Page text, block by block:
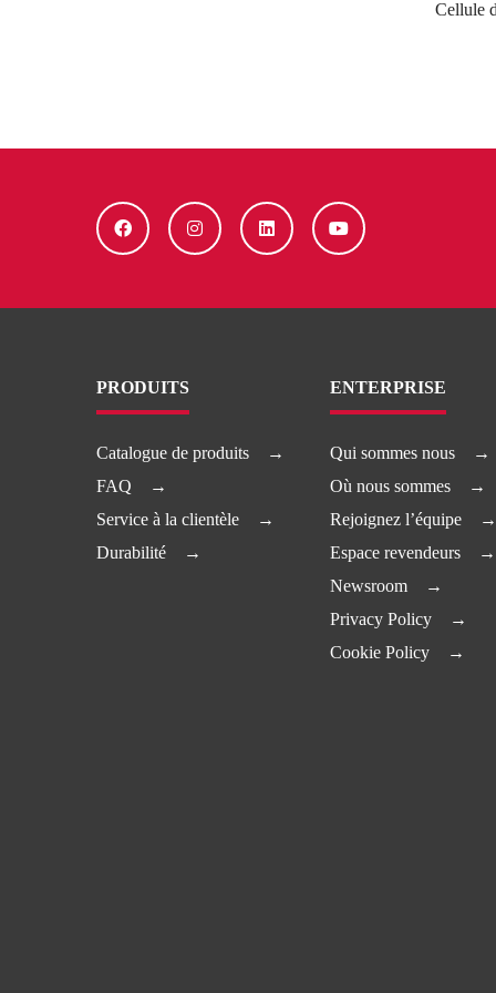
Cellule
PRODUITS
Catalogue de produits
FAQ
Service à la clientèle
Durabilité
ENTERPRISE
Qui sommes nous
Où nous sommes
Rejoignez l’équipe
Espace revendeurs
Newsroom
Privacy Policy
Cookie Policy